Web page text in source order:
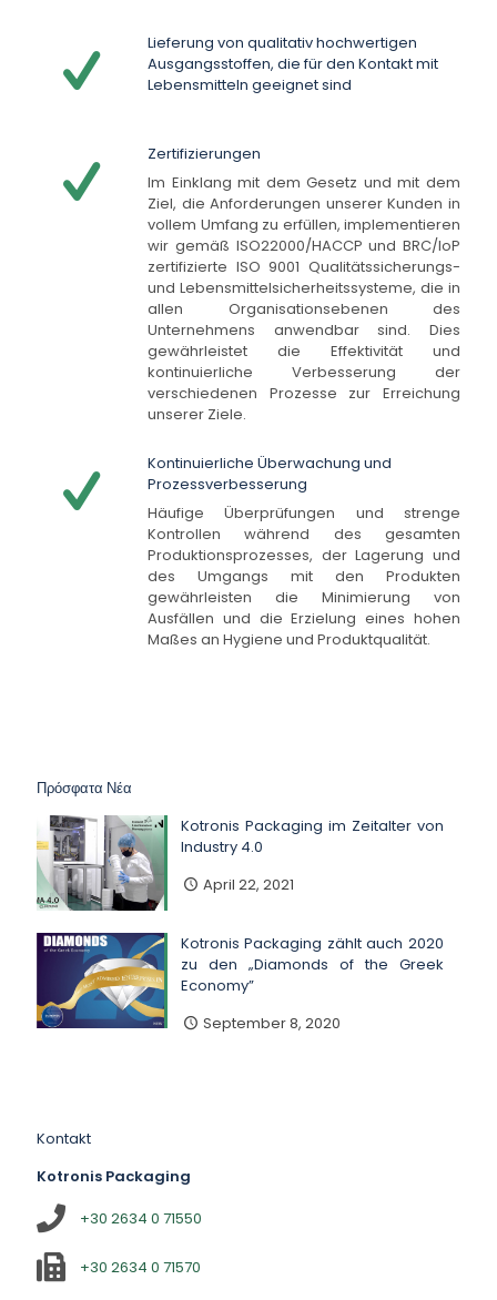
Lieferung von qualitativ hochwertigen
Ausgangsstoffen, die für den Kontakt mit
Lebensmitteln geeignet sind
Zertifizierungen
Im Einklang mit dem Gesetz und mit dem
Ziel, die Anforderungen unserer Kunden in
vollem Umfang zu erfüllen, implementieren
wir gemäß ISO22000/HACCP und BRC/IoP
zertifizierte ISO 9001 Qualitätssicherungs-
und Lebensmittelsicherheitssysteme, die in
allen Organisationsebenen des
Unternehmens anwendbar sind. Dies
gewährleistet die Effektivität und
kontinuierliche Verbesserung der
verschiedenen Prozesse zur Erreichung
unserer Ziele.
Kontinuierliche Überwachung und
Prozessverbesserung
Häufige Überprüfungen und strenge
Kontrollen während des gesamten
Produktionsprozesses, der Lagerung und
des Umgangs mit den Produkten
gewährleisten die Minimierung von
Ausfällen und die Erzielung eines hohen
Maßes an Hygiene und Produktqualität.
Πρόσφατα Νέα
Kotronis Packaging im Zeitalter von
Industry 4.0
April 22, 2021
Kotronis Packaging zählt auch 2020
zu den „Diamonds of the Greek
Economy”
September 8, 2020
Kontakt
Kotronis Packaging
+30 2634 0 71550
+30 2634 0 71570